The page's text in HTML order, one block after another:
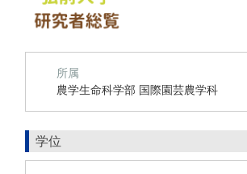
所属
農学生命科学部 国際園芸農学科
学位